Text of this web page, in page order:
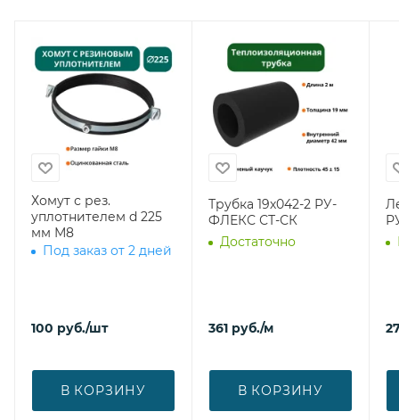
Хомут с рез.
уплотнителем d 225
мм М8
Под заказ от 2 дней
100 руб./шт
В КОРЗИНУ
Трубка 19х042-2 РУ-
ФЛЕКС СТ-СК
Достаточно
361 руб./м
В КОРЗИНУ